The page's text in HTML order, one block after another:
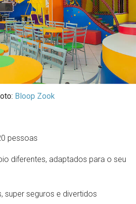
Bloop Zook
pessoas
diferentes, adaptados para o seu
super seguros e divertidos